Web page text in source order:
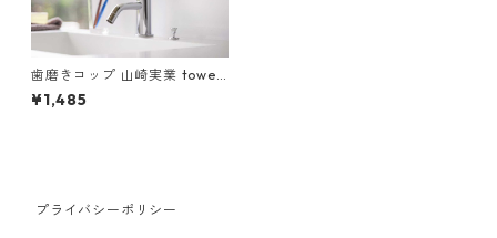
歯磨きコップ 山崎実業 tower
タワー 洗面戸棚下マグネット
タンブラー ブラック
¥1,485
プライバシーポリシー